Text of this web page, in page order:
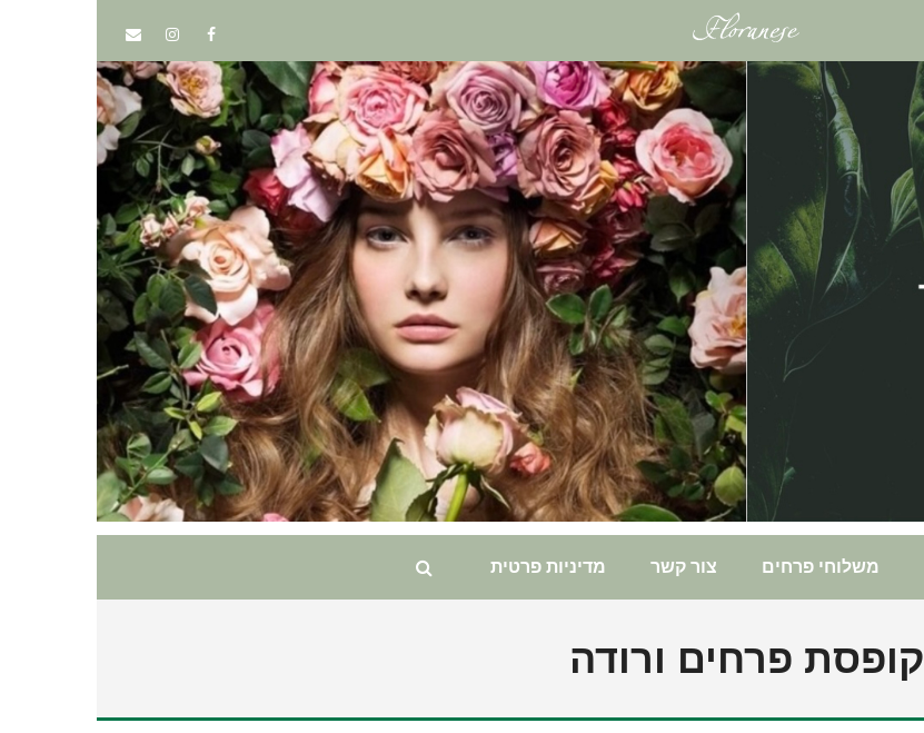
משלוחי פרחים צור קשר מדיניות פרטית
קופסת פרחים ורודה